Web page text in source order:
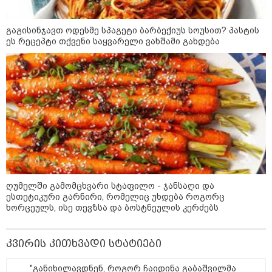
"უნდა დაგვხვრიტოთ? - არა,
თქვენი დახვრეტა რაში გვაწყობს,
გუდაუთაში ქართველ ტყვეებში
უნდა გადაგცვალოთ..."
როდის დაიწყო რეალურად
საქართველო-რუსეთის ომი და
მთავარი შეცდომა, რომელიც
საბედისწერო გამოდგა
თავდასხმებმა რუსეთ-უკრაინის
ომში რეკორდული მასშტაბი
გაგისინჯავთ ოდესმე სპაგეტი ბარბექიუს სოუსით? პასტის
ეს რეცეპტი თქვენი საყვარელი ვახშამი გახდება
ღუმელში გამომცხვარი სტაფილო - ჯანსაღი და
ესთეტიკური გარნირი, რომელიც უხდება როგორც
ხორცეულს, ისე თევზსა და ბოსტნეულის კერძებს
კვირის კითხვადი სტატიები
"განიხილავდნენ, როგორ ჩაიდინა გაბაშვილმა